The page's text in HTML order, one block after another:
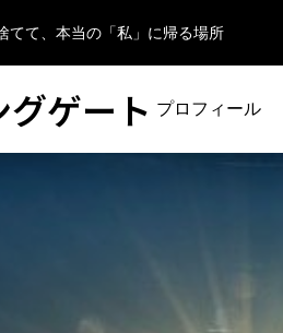
てて、本当の「私」に帰る場所
グゲート プロフィール